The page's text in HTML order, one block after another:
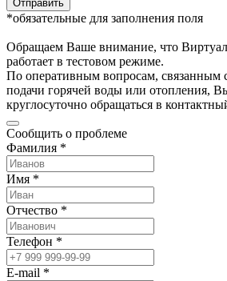
Отправить
*обязательные для заполнения поля
Обращаем Ваше внимание, что
работает в тестовом режиме.
По оперативным вопросам, связанным
подачи горячей воды или отопления,
круглосуточно обращаться в
Сообщить о проблеме
Фамилия *
Имя *
Отчество *
Телефон *
E-mail *